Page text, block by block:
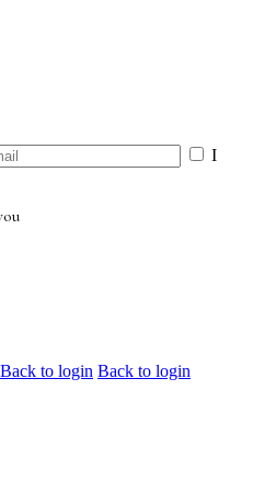
I
Back to login Back to login